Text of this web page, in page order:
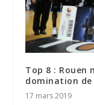
Top 8 : Rouen
domination de
17 mars 2019